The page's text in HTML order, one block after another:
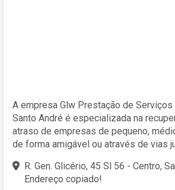
A empresa Glw Prestação de Serviços
Santo André é especializada na
atraso de empresas de pequeno,
de forma amigável ou através de vias
R. Gen. Glicério, 45 Sl 56 - Centro,
Endereço copiado!